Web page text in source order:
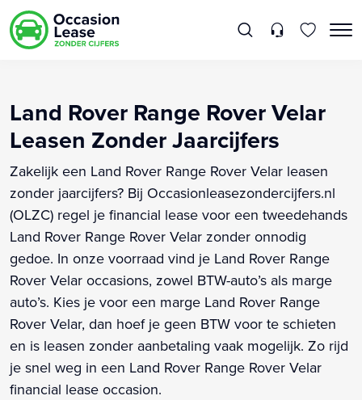
Land Rover Range Rover Velar
Leasen Zonder Jaarcijfers
Zakelijk een Land Rover Range Rover Velar leasen
zonder jaarcijfers? Bij Occasionleasezondercijfers.nl
(OLZC) regel je financial lease voor een tweedehands
Land Rover Range Rover Velar zonder onnodig
gedoe. In onze voorraad vind je Land Rover Range
Rover Velar occasions, zowel BTW-auto’s als marge
auto’s. Kies je voor een marge Land Rover Range
Rover Velar, dan hoef je geen BTW voor te schieten
en is leasen zonder aanbetaling vaak mogelijk. Zo rijd
je snel weg in een Land Rover Range Rover Velar
financial lease occasion.